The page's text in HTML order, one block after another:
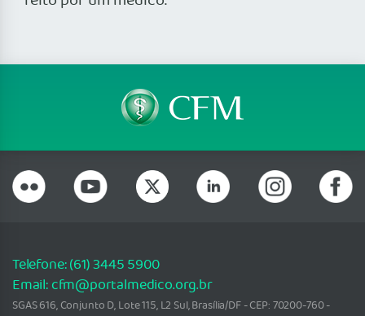
Telefone: (61) 3445 5900
Email: cfm@portalmedico.org.br
SGAS 616, Conjunto D, Lote 115, L2 Sul, Brasília/DF - CEP: 70200-760 -